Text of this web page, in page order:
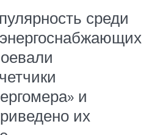
среди
и
их